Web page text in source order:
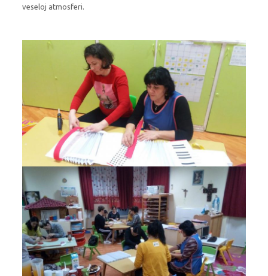
veseloj atmosferi.